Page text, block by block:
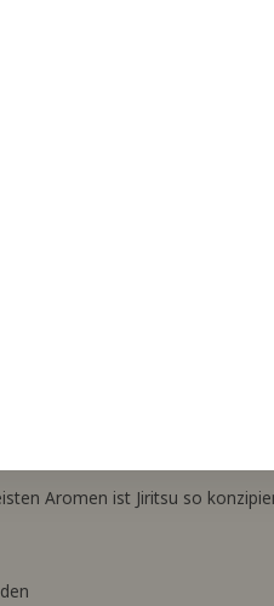
schnell mischbares,
Kuchen, sanfte
Aroma, hergestellt in
Formel ist sofort einsatzbereit,
beträgt 23 %. Das
Aromen ist Jiritsu so